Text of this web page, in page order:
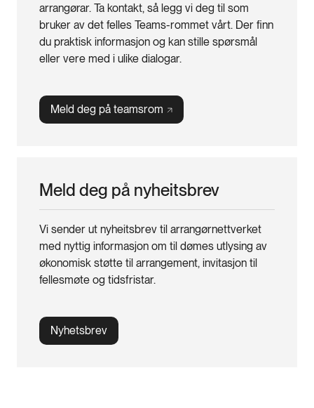
arrangørar. Ta kontakt, så legg vi deg til som
bruker av det felles Teams-rommet vårt. Der finn
du praktisk informasjon og kan stille spørsmål
eller vere med i ulike dialogar.
Meld deg på teamsrom
Meld deg på nyheitsbrev
Vi sender ut nyheitsbrev til arrangørnettverket
med nyttig informasjon om til dømes utlysing av
økonomisk støtte til arrangement, invitasjon til
fellesmøte og tidsfristar.
Nyhetsbrev